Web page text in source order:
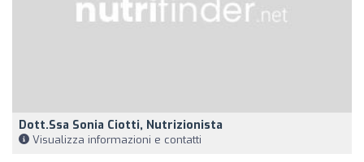
Dott.ssa Sonia Ciotti, Nutrizionista
Visualizza informazioni e contatti